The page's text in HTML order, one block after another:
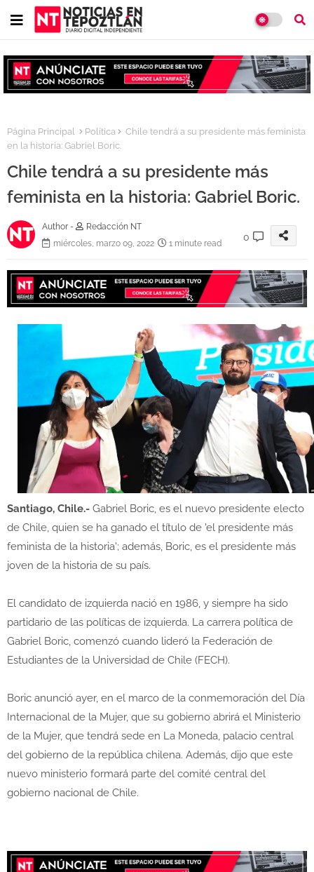
Página Principal Política
Chile tendrá a su presidente más feminista
en la historia: Gabriel Boric.
Chile tendrá a su presidente más
feminista en la historia: Gabriel Boric.
Author -
Redacción NT
miércoles, marzo 09, 2022
1 minute read
0
Santiago, Chile.- Gabriel Boric, es el nuevo presidente electo
de Chile, quien se ha ganado el título de 'el presidente más
feminista de la historia'; además, Boric, es el presidente más
joven de la historia de su país.
El candidato de izquierda nació en 1986, y siempre ha sido
partidario de las políticas de izquierda. La carrera política de
Gabriel Boric, comenzó cuando lideró la Federación de
Estudiantes de la Universidad de Chile (FECH).
Boric anunció ayer, en el marco de la conmemoración del Día
Internacional de la Mujer, que su gobierno abrirá el Ministerio
de la Mujer, que tendrá sede en La Moneda, palacio central
del gobierno de la república chilena. Además, dijo que este
nuevo ministerio formará parte del comité central del
gobierno nacional de Chile.